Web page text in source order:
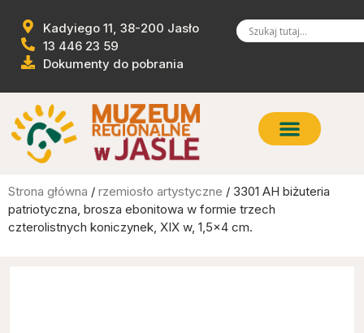
Kadyiego 11, 38-200 Jasło
13 446 23 59
Dokumenty do pobrania
Strona główna / rzemiosło artystyczne / 3301 AH biżuteria
patriotyczna, brosza ebonitowa w formie trzech
czterolistnych koniczynek, XIX w, 1,5×4 cm.